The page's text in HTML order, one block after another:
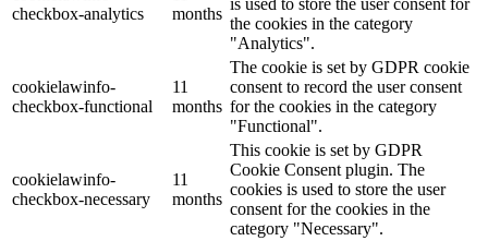
checkbox-analytics
months
the cookies in the category
"Analytics".
cookielawinfo-
checkbox-functional
11
months
The cookie is set by GDPR cookie
consent to record the user consent
for the cookies in the category
"Functional".
cookielawinfo-
checkbox-necessary
11
months
This cookie is set by GDPR
Cookie Consent plugin. The
cookies is used to store the user
consent for the cookies in the
category "Necessary".